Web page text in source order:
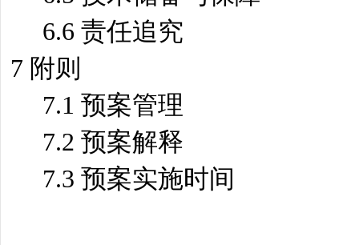
6.6 责任追究
7 附则
7.1 预案管理
7.2 预案解释
7.3 预案实施时间